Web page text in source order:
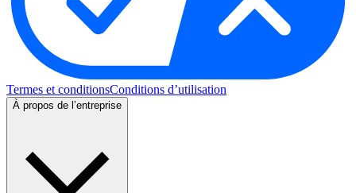
Termes et conditionsConditions d’utilisation
À propos de l’entreprise